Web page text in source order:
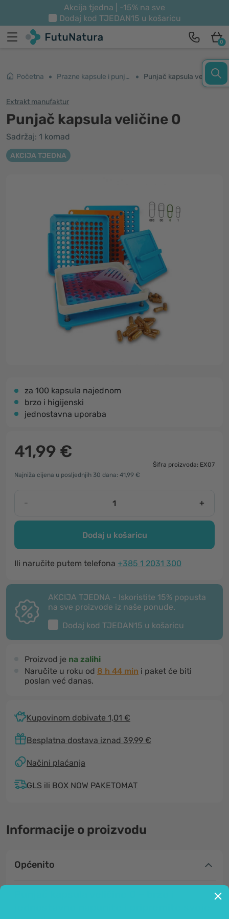
Akcija tjedna | -15% na sve
Dodaj kod TJEDAN15 u košaricu
0
Početna Prazne kapsule i punjači Punjač kapsula veličine 0
Extrakt manufaktur
Punjač kapsula veličine 0
Sadržaj: 1 komad
AKCIJA TJEDNA
za 100 kapsula najednom
brzo i higijenski
jednostavna uporaba
41,99 €
Šifra proizvoda: EX07
Najniža cijena u posljednjih 30 dana: 41,99 €
- +
Dodaj u košaricu
Ili naručite putem telefona +385 1 2031 300
AKCIJA TJEDNA - Iskoristite 15% popusta
na sve proizvode iz naše ponude.
Dodaj kod TJEDAN15 u košaricu
Proizvod je na zalihi
Naručite u roku od 8 h 44 min i paket će biti
poslan već danas.
Kupovinom dobivate 1,01 €
Besplatna dostava iznad 39,99 €
Načini plaćanja
GLS ili BOX NOW PAKETOMAT
Informacije o proizvodu
Općenito